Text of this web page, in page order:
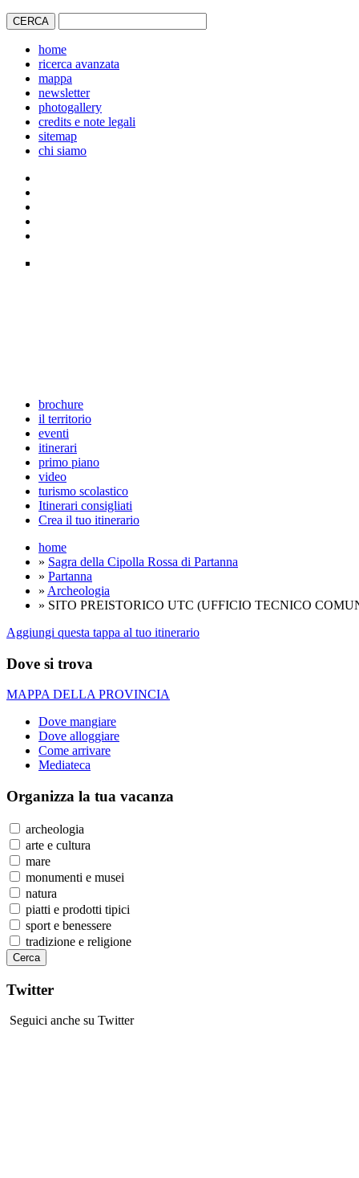
home
ricerca avanzata
mappa
newsletter
photogallery
credits e note legali
sitemap
chi siamo
brochure
il territorio
eventi
itinerari
primo piano
video
turismo scolastico
Itinerari consigliati
Crea il tuo itinerario
home
» Sagra della Cipolla Rossa di Partanna
» Partanna
» Archeologia
» SITO PREISTORICO UTC (UFFICIO TECNICO
Aggiungi questa tappa al tuo itinerario
Dove si trova
MAPPA DELLA PROVINCIA
Dove mangiare
Dove alloggiare
Come arrivare
Mediateca
Organizza la tua vacanza
archeologia
arte e cultura
mare
monumenti e musei
natura
piatti e prodotti tipici
sport e benessere
tradizione e religione
Twitter
Seguici anche su Twitter